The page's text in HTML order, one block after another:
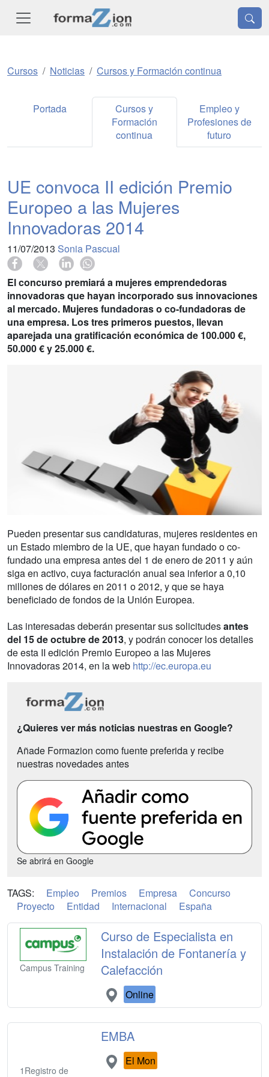
Cursos Noticias Cursos y Formación continua
Portada
Cursos y
Formación
continua
Empleo y
Profesiones de
futuro
UE convoca II edición Premio
Europeo a las Mujeres
Innovadoras 2014
11/07/2013 Sonia Pascual
El concurso premiará a mujeres emprendedoras
innovadoras que hayan incorporado sus innovaciones
al mercado. Mujeres fundadoras o co-fundadoras de
una empresa. Los tres primeros puestos, llevan
aparejada una gratificación económica de 100.000 €,
50.000 € y 25.000 €.
Pueden presentar sus candidaturas, mujeres residentes en
un Estado miembro de la UE, que hayan fundado o co-
fundado una empresa antes del 1 de enero de 2011 y aún
siga en activo, cuya facturación anual sea inferior a 0,10
millones de dólares en 2011 o 2012, y que se haya
beneficiado de fondos de la Unión Europea.
Las interesadas deberán presentar sus solicitudesantes
del 15 de octubre de 2013, y podrán conocer los detalles
de esta II edición Premio Europeo a las Mujeres
Innovadoras 2014, en la web http://ec.europa.eu
¿Quieres ver más noticias nuestras en Google?
Añade Formazion como fuente preferida y recibe
nuestras novedades antes
Se abrirá en Google
TAGS: Empleo Premios Empresa
Concurso
Proyecto
Entidad Internacional España
Campus Training
Curso de Especialista en
Instalación de Fontanería y
Calefacción
Online
1Registro de
EMBA
El Mon